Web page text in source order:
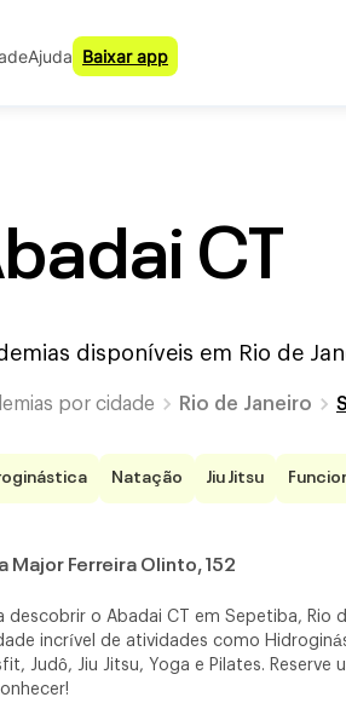
Ajuda Baixar app
CT
disponíveis em Rio de
por cidade Rio de Janeiro
Natação Jiu Jitsu
Major Ferreira Olinto, 152
descobrir o Abadai CT em Sepetiba, Rio
incrível de atividades como
Judô, Jiu Jitsu, Yoga e Pilates. Reserve